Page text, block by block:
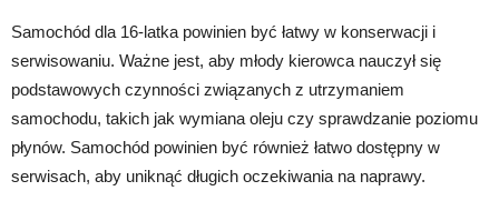
Samochód dla 16-latka powinien być łatwy w konserwacji i
serwisowaniu. Ważne jest, aby młody kierowca nauczył się
podstawowych czynności związanych z utrzymaniem
samochodu, takich jak wymiana oleju czy sprawdzanie poziomu
płynów. Samochód powinien być również łatwo dostępny w
serwisach, aby uniknąć długich oczekiwania na naprawy.